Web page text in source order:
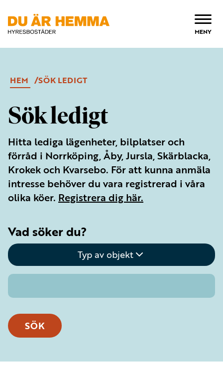
ÖPPNA
MENY
HEM SÖK LEDIGT
Sök ledigt
Hitta lediga lägenheter, bilplatser och
förråd i Norrköping, Åby, Jursla, Skärblacka,
Krokek och Kvarsebo. För att kunna anmäla
intresse behöver du vara registrerad i våra
olika köer. Registrera dig här.
Vad söker du?
Typ av objekt
SÖK